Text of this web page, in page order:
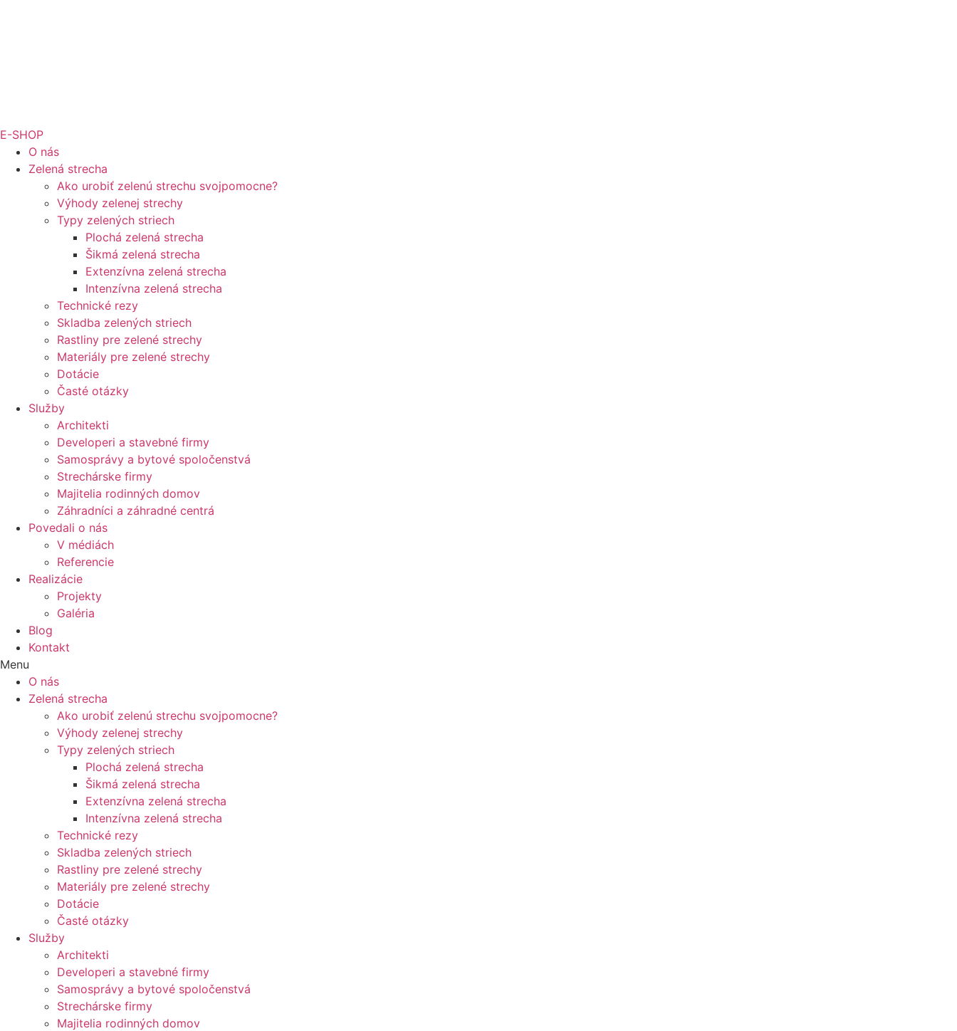
E-SHOP
O nás
Zelená strecha
Ako urobiť zelenú strechu svojpomocne?
Výhody zelenej strechy
Typy zelených striech
Plochá zelená strecha
Šikmá zelená strecha
Extenzívna zelená strecha
Intenzívna zelená strecha
Technické rezy
Skladba zelených striech
Rastliny pre zelené strechy
Materiály pre zelené strechy
Dotácie
Časté otázky
Služby
Architekti
Developeri a stavebné firmy
Samosprávy a bytové spoločenstvá
Strechárske firmy
Majitelia rodinných domov
Záhradníci a záhradné centrá
Povedali o nás
V médiách
Referencie
Realizácie
Projekty
Galéria
Blog
Kontakt
Menu
O nás
Zelená strecha
Ako urobiť zelenú strechu svojpomocne?
Výhody zelenej strechy
Typy zelených striech
Plochá zelená strecha
Šikmá zelená strecha
Extenzívna zelená strecha
Intenzívna zelená strecha
Technické rezy
Skladba zelených striech
Rastliny pre zelené strechy
Materiály pre zelené strechy
Dotácie
Časté otázky
Služby
Architekti
Developeri a stavebné firmy
Samosprávy a bytové spoločenstvá
Strechárske firmy
Majitelia rodinných domov